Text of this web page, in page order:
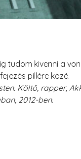
tudom kivenni a
pillére közé.
Költő, rapper,
2012-ben.